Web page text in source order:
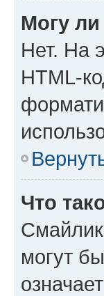
Могу
Нет. На
HTML-
Что
могут